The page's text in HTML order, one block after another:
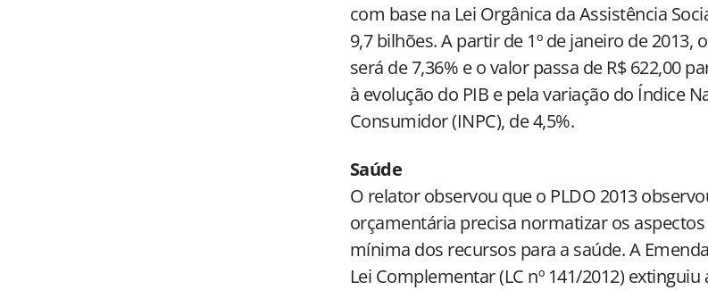
com base na Lei Orgânica da Assistência
9,7 bilhões. A partir de 1º de janeiro de
será de 7,36% e o valor passa de R$ 622,00
à evolução do PIB e pela variação do Índice
Consumidor (INPC), de 4,5%.
Saúde
O relator observou que o PLDO 2013
orçamentária precisa normatizar os
mínima dos recursos para a saúde. A
Lei Complementar (LC nº 141/2012)